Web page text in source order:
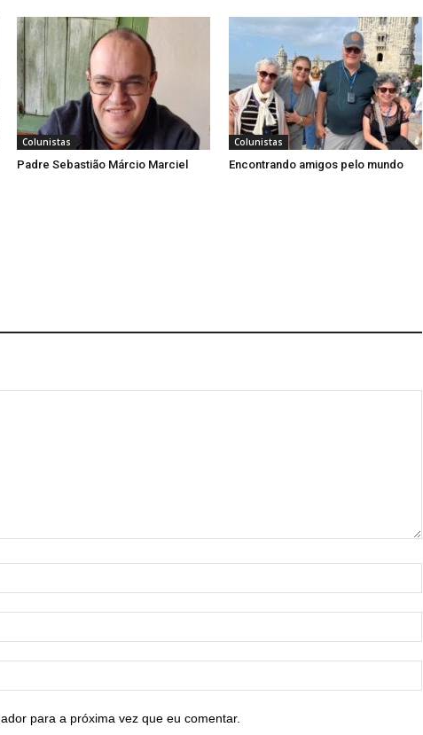
Colunistas
Padre Sebastião Márcio Marciel
Colunistas
Encontrando amigos pelo mundo
para a próxima vez que eu comentar.